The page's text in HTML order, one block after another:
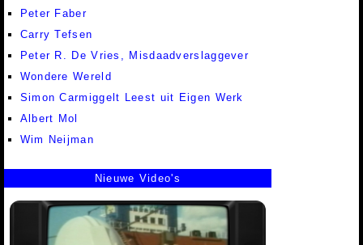
Peter Faber
Carry Tefsen
Peter R. De Vries, Misdaadverslaggever
Wondere Wereld
Simon Carmiggelt Leest uit Eigen Werk
Albert Mol
Wim Neijman
Nieuwe Video's